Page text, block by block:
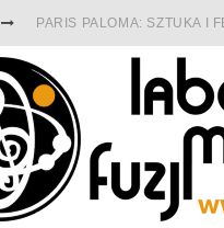
PARIS PALOMA: SZTUKA I
TABULA RASA Z SINGLEM
CINNAMON GUM MIĘDZY
FRANCUSKI PROG METAL
LESZEK KUŁAKOWSKI